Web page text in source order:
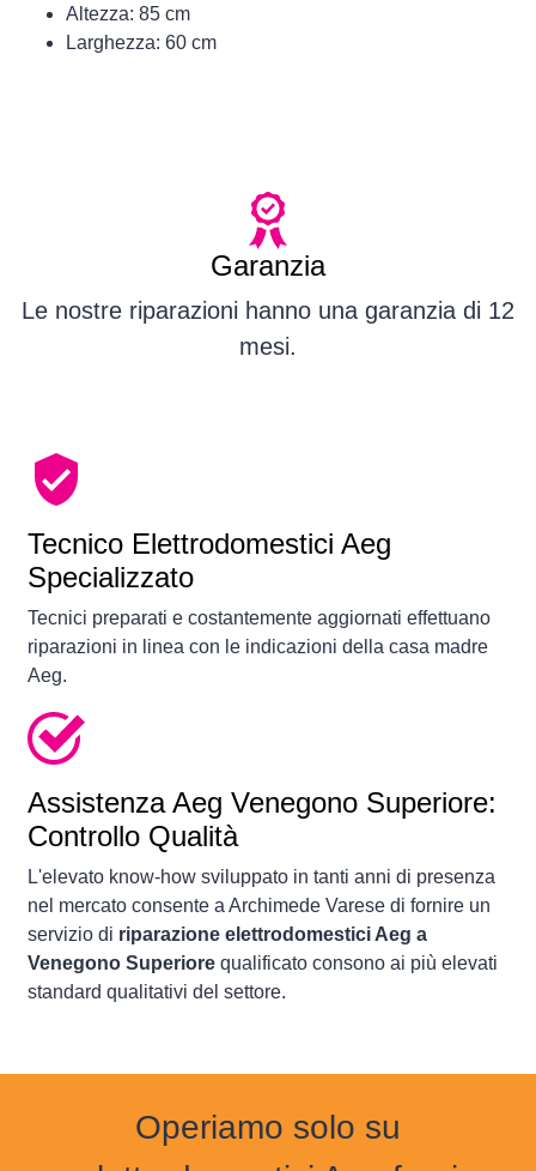
Altezza: 85 cm
Larghezza: 60 cm
Garanzia
Le nostre riparazioni hanno una garanzia di 12
mesi.
Tecnico Elettrodomestici Aeg
Specializzato
Tecnici preparati e costantemente aggiornati effettuano
riparazioni in linea con le indicazioni della casa madre
Aeg.
Assistenza Aeg Venegono Superiore:
Controllo Qualità
L'elevato know-how sviluppato in tanti anni di presenza
nel mercato consente a Archimede Varese di fornire un
servizio di riparazione elettrodomestici Aeg a
Venegono Superiore qualificato consono ai più elevati
standard qualitativi del settore.
Operiamo solo su